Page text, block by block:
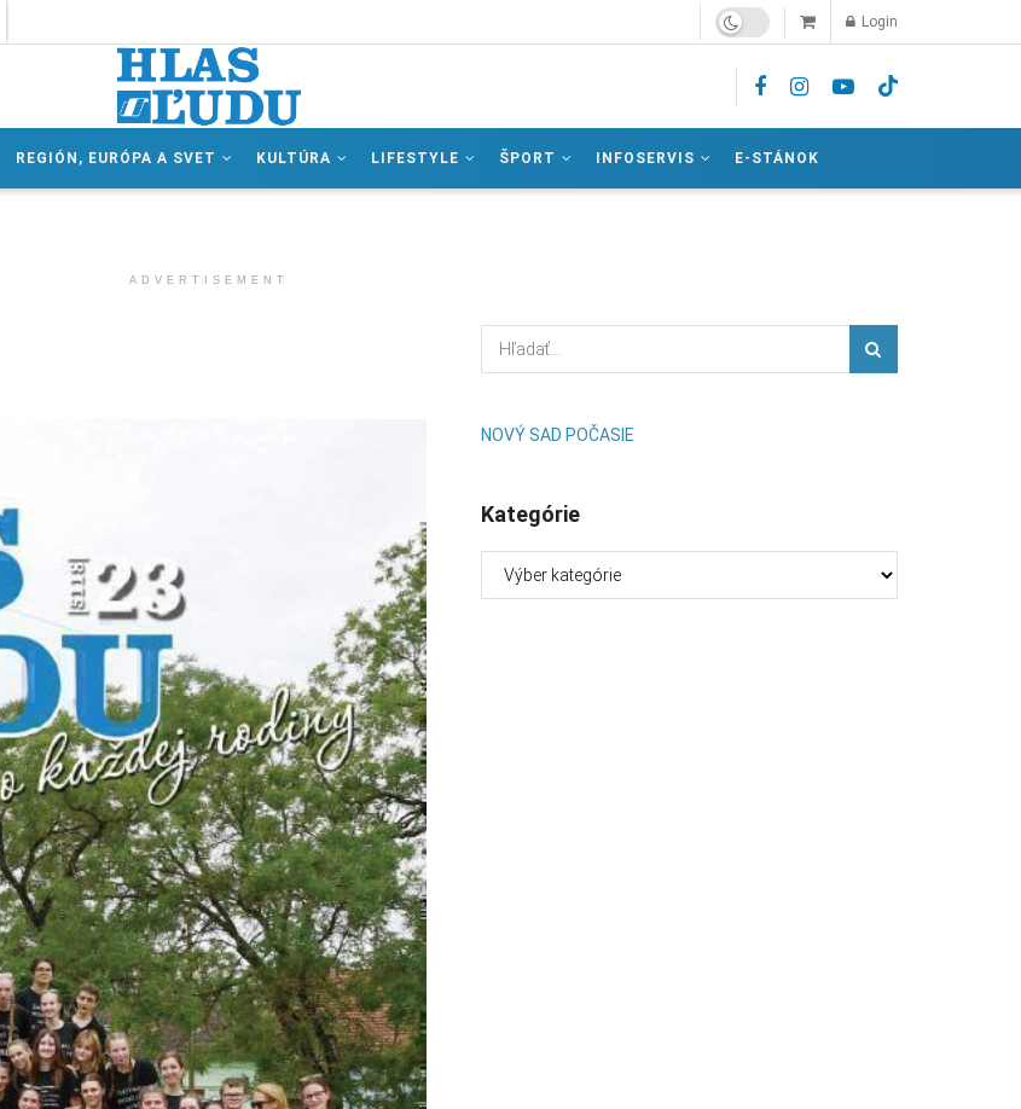
Login
REGIÓN, EURÓPA A SVET KULTÚRA LIFESTYLE ŠPORT INFOSERVIS E-STÁNOK
ADVERTISEMENT
NOVÝ SAD POČASIE
Kategórie